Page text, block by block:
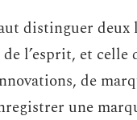
distinguer deux
l’esprit, et celle
de
une